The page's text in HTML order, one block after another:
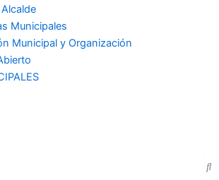
Municipales
Municipal y Organización